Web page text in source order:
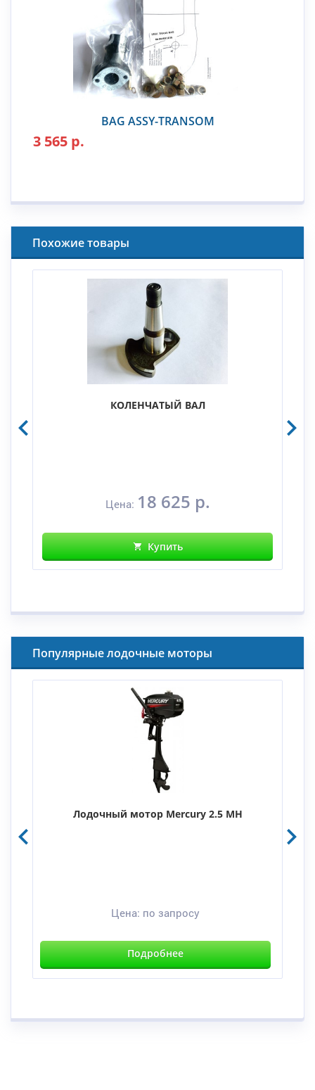
BAG ASSY-TRANSOM
3 565 р.
Похожие товары
КОЛЕНЧАТЫЙ ВАЛ
Цена: 18 625 р.
Купить
Популярные лодочные моторы
Лодочный мотор Mercury 2.5 MH
Цена: по запросу
Подробнее